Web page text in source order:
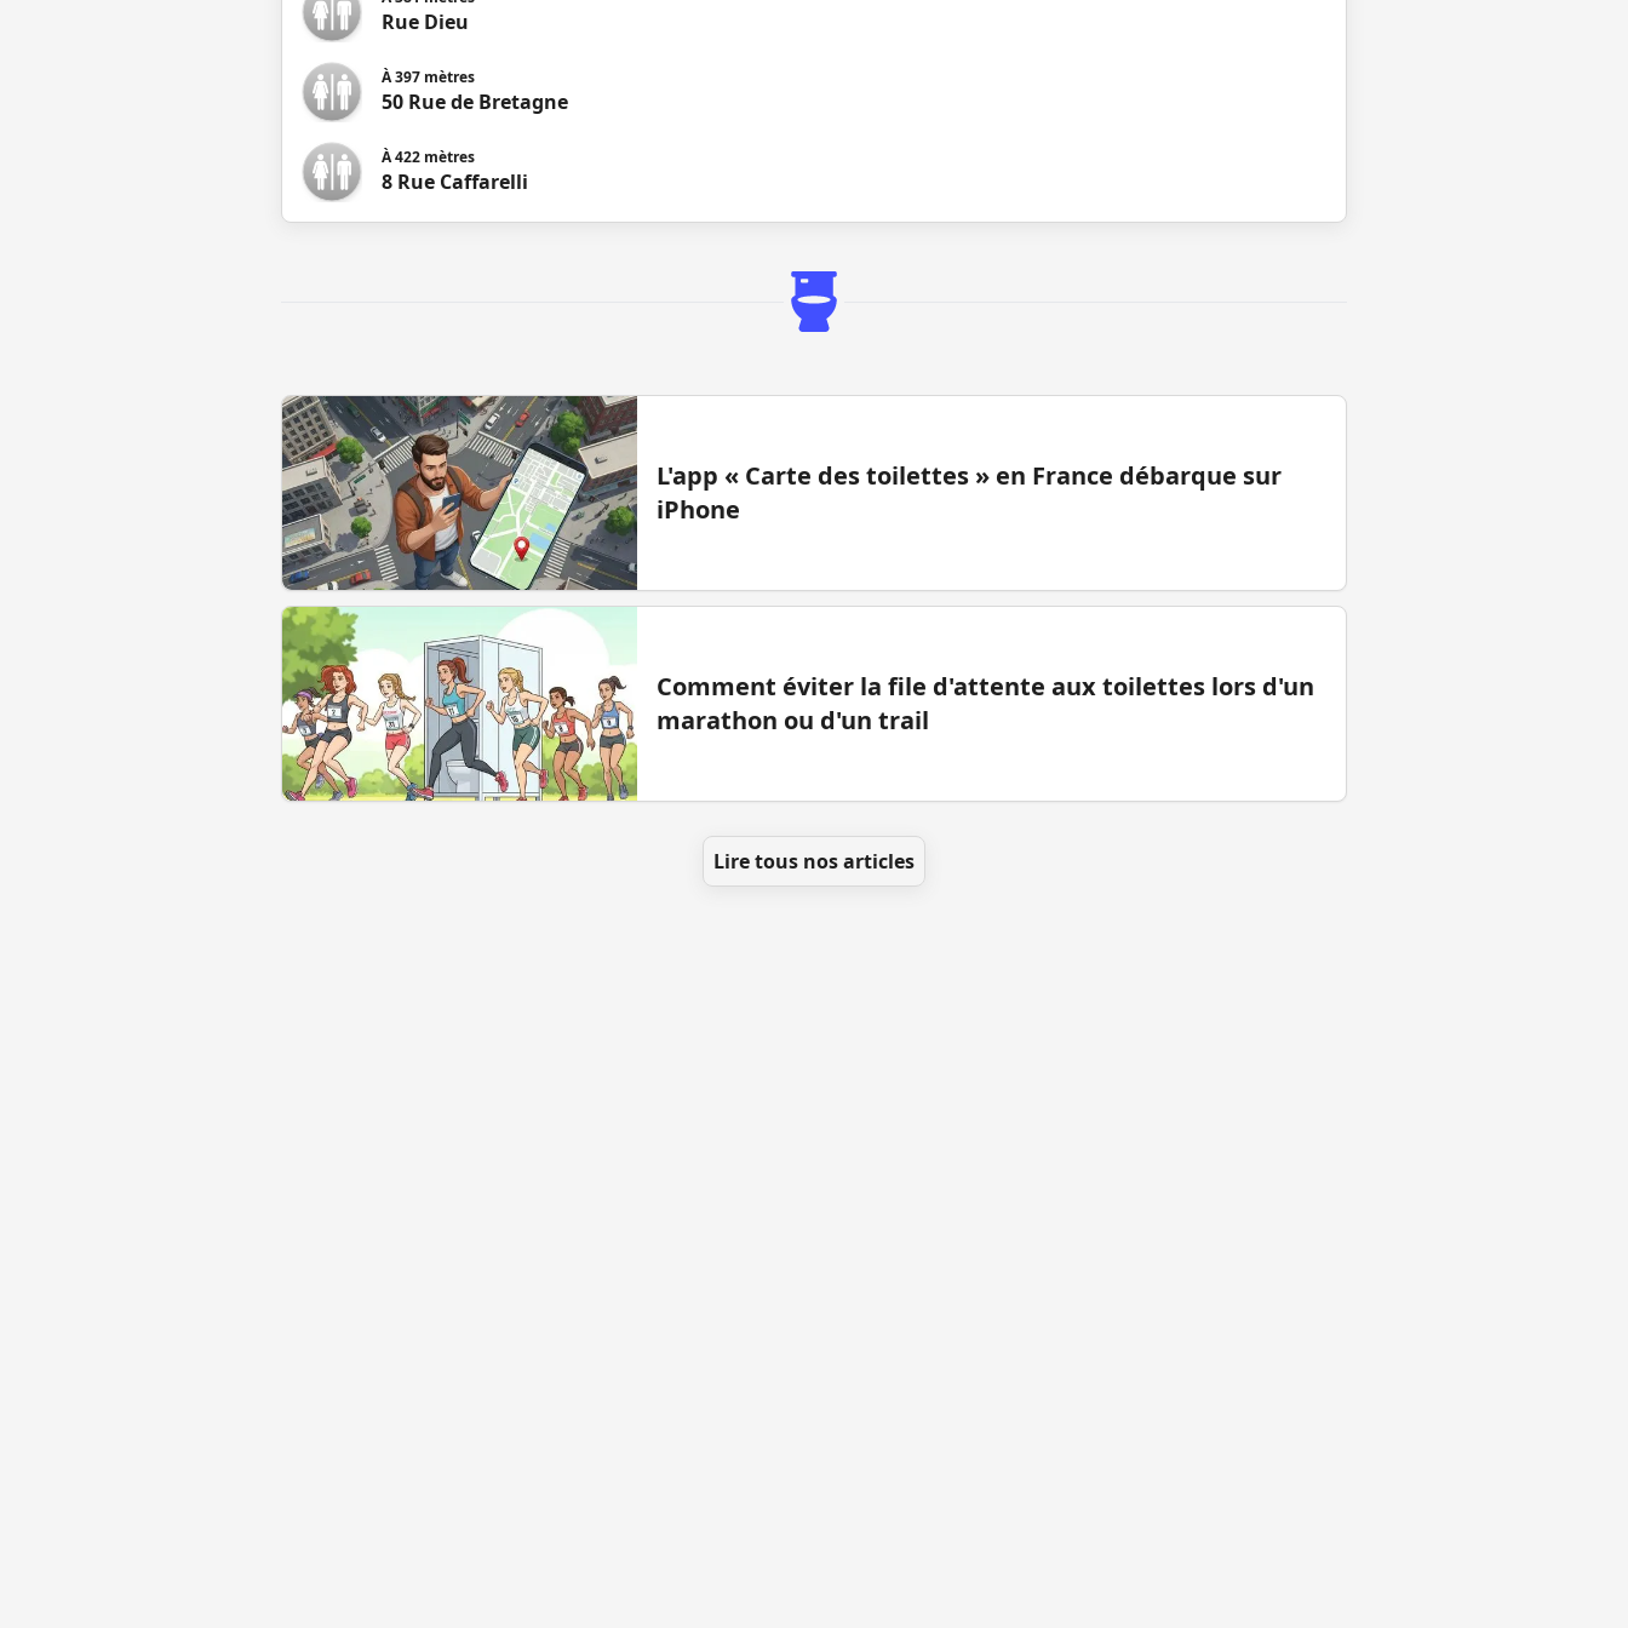
Rue Dieu
À397 mètres
50 Rue de Bretagne
À422 mètres
8 Rue Caffarelli
L'app « Carte des toilettes » en France débarque sur
iPhone
Comment éviter la file d'attente aux toilettes lors d'un
marathon ou d'un trail
Lire tous nos articles